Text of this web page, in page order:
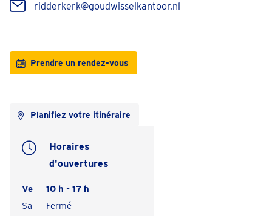
ridderkerk@goudwisselkantoor.nl
Prendre un rendez-vous
Planifiez votre itinéraire
Horaires
d'ouvertures
Ve
10 h - 17 h
Sa
Fermé